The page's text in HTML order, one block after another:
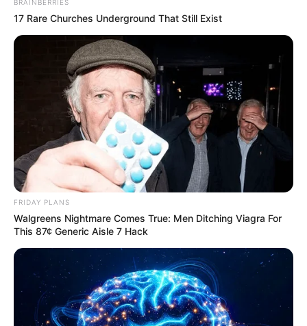
Simo
03/06/2021
Ab September auf NetflixDie Geschichte der spanischen
Erfolgsserie "Haus des Geldes" endet mit der fünften
Staffel. Der Streamingdienst Netflix hat jetzt die ersten
Bilder zum großen Finale veröffentlicht. Darauf kämpft
nicht nur die Räuberbande des "Professors" (Álvaro
Morte, 46) mit allen Mitteln,
BRAINBERRIES
17 Rare Churches Underground That Still Exist
FRIDAY PLANS
Walgreens Nightmare Comes True: Men Ditching Viagra For
This 87¢ Generic Aisle 7 Hack